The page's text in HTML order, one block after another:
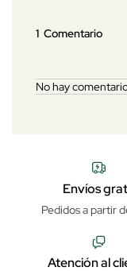
1 Comentario
No hay
Envíos
Pedidos a partir
Atención al